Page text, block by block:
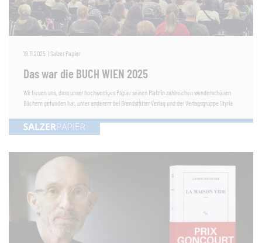
19.11.2025 | Salzer Papier
Das war die BUCH WIEN 2025
Wir freuen uns, dass unser hochwertiges Papier seinen Platz in zahlreichen wunderschönen
Büchern gefunden hat, unter anderem bei Brandstätter Verlag und der Verlagsgruppe Styria